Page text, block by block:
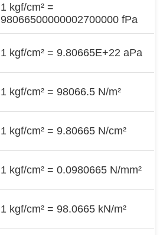
1 kgf/cm² =
98066500000002700000 fPa
1 kgf/cm² = 9.80665E+22 aPa
1 kgf/cm² = 98066.5 N/m²
1 kgf/cm² = 9.80665 N/cm²
1 kgf/cm² = 0.0980665 N/mm²
1 kgf/cm² = 98.0665 kN/m²